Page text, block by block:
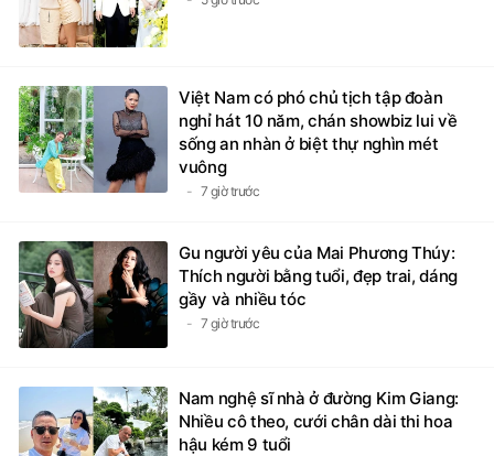
Việt Nam có phó chủ tịch tập đoàn
nghỉ hát 10 năm, chán showbiz lui về
sống an nhàn ở biệt thự nghìn mét
vuông
7 giờ trước
Gu người yêu của Mai Phương Thúy:
Thích người bằng tuổi, đẹp trai, dáng
gầy và nhiều tóc
7 giờ trước
Nam nghệ sĩ nhà ở đường Kim Giang:
Nhiều cô theo, cưới chân dài thi hoa
hậu kém 9 tuổi